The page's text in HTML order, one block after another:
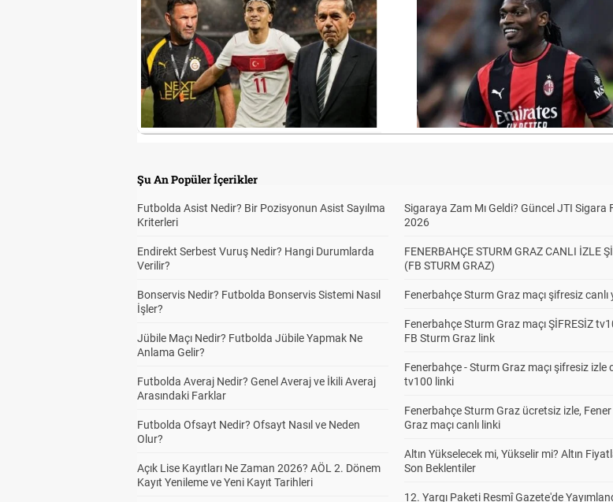
Şu An Popüler İçerikler
Futbolda Asist Nedir? Bir Pozisyonun Asist Sayılma
Kriterleri
Endirekt Serbest Vuruş Nedir? Hangi Durumlarda
Verilir?
Bonservis Nedir? Futbolda Bonservis Sistemi Nasıl
İşler?
Jübile Maçı Nedir? Futbolda Jübile Yapmak Ne
Anlama Gelir?
Futbolda Averaj Nedir? Genel Averaj ve İkili Averaj
Arasındaki Farklar
Futbolda Ofsayt Nedir? Ofsayt Nasıl ve Neden
Olur?
Açık Lise Kayıtları Ne Zaman 2026? AÖL 2. Dönem
Kayıt Yenileme ve Yeni Kayıt Tarihleri
Sigaraya Zam Mı Geldi? Güncel JTI Sigara
2026
FENERBAHÇE STURM GRAZ CANLI İZLE
(FB STURM GRAZ)
Fenerbahçe Sturm Graz maçı şifresiz canlı
Fenerbahçe Sturm Graz maçı ŞİFRESİZ
FB Sturm Graz link
Fenerbahçe - Sturm Graz maçı şifresiz izle
tv100 linki
Fenerbahçe Sturm Graz ücretsiz izle,
Graz maçı canlı linki
Altın Yükselecek mi, Yükselir mi? Altın
Son Beklentiler
12. Yargı Paketi Resmî Gazete'de